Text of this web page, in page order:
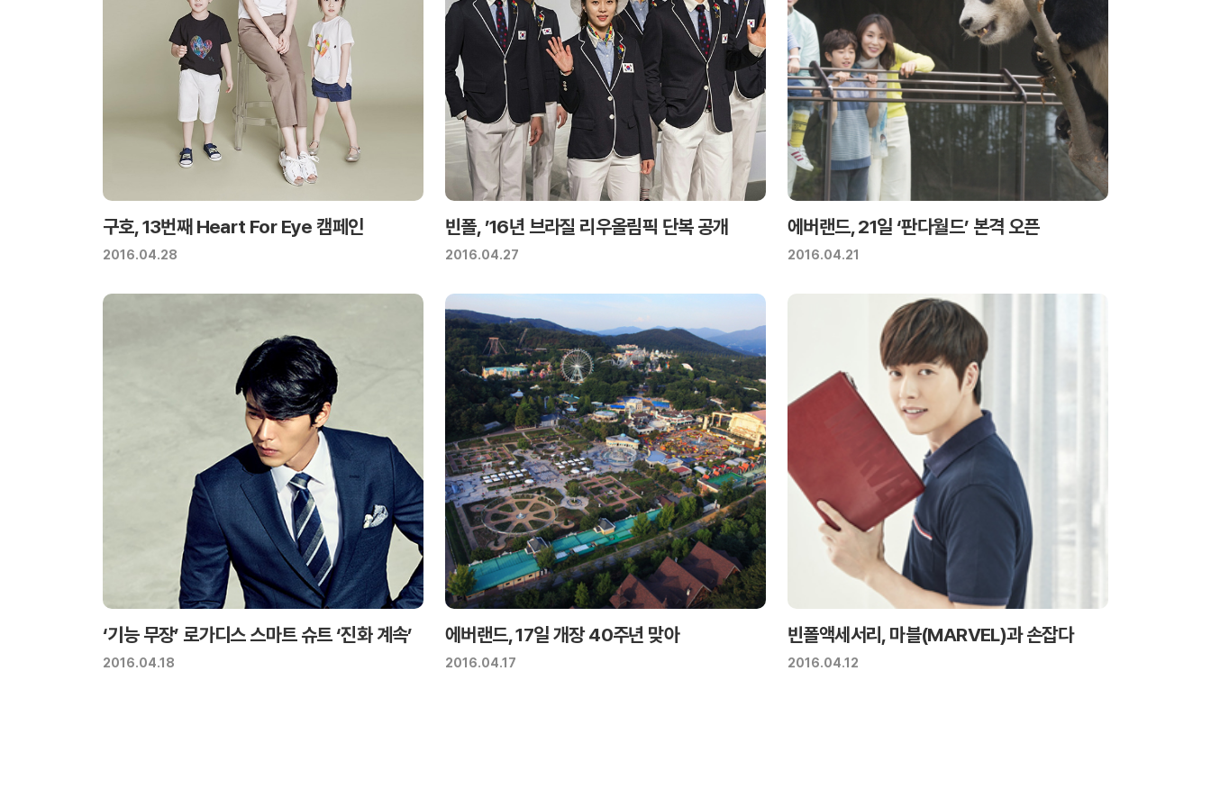
구호, 13번째 Heart For Eye 캠페인
2016.04.28
빈폴, ’16년 브라질 리우올림픽 단복 공개
2016.04.27
에버랜드, 21일 ‘판다월드’ 본격 오픈
2016.04.21
‘기능 무장’ 로가디스 스마트 슈트 ‘진화 계속’
2016.04.18
에버랜드, 17일 개장 40주년 맞아
2016.04.17
빈폴액세서리, 마블(MARVEL)과 손잡다
2016.04.12